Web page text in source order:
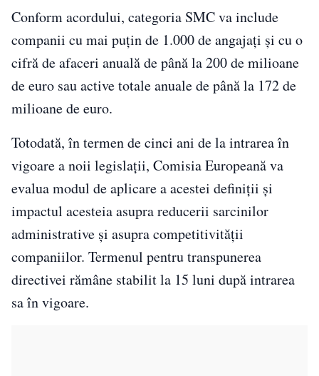
Conform acordului, categoria SMC va include
companii cu mai puțin de 1.000 de angajați și cu o
cifră de afaceri anuală de până la 200 de milioane
de euro sau active totale anuale de până la 172 de
milioane de euro.
Totodată, în termen de cinci ani de la intrarea în
vigoare a noii legislații, Comisia Europeană va
evalua modul de aplicare a acestei definiții și
impactul acesteia asupra reducerii sarcinilor
administrative și asupra competitivității
companiilor. Termenul pentru transpunerea
directivei rămâne stabilit la 15 luni după intrarea
sa în vigoare.